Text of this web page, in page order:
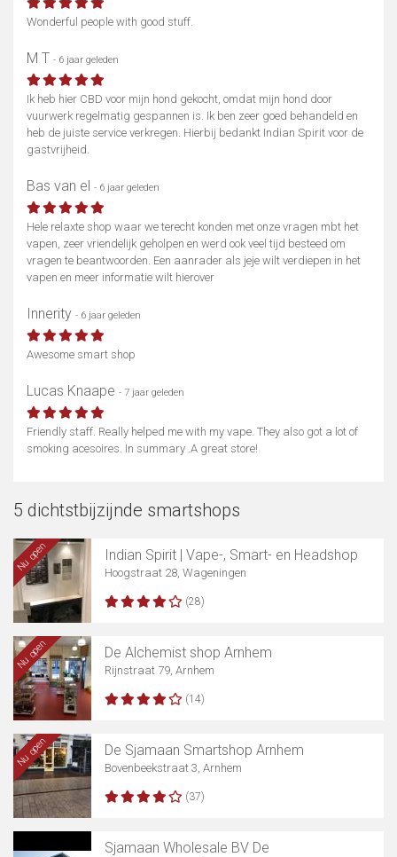
Wonderful people with good stuff.
M T - 6 jaar geleden
Ik heb hier CBD voor mijn hond gekocht, omdat mijn hond door
vuurwerk regelmatig gespannen is. Ik ben zeer goed behandeld en
heb de juiste service verkregen. Hierbij bedankt Indian Spirit voor de
gastvrijheid.
Bas van el - 6 jaar geleden
Hele relaxte shop waar we terecht konden met onze vragen mbt het
vapen, zeer vriendelijk geholpen en werd ook veel tijd besteed om
vragen te beantwoorden. Een aanrader als jeje wilt verdiepen in het
vapen en meer informatie wilt hierover
Innerity - 6 jaar geleden
Awesome smart shop
Lucas Knaape - 7 jaar geleden
Friendly staff. Really helped me with my vape. They also got a lot of
smoking acesoires. In summary .A great store!
5 dichtstbijzijnde smartshops
Nu open Indian Spirit | Vape-, Smart- en Headshop
Hoogstraat 28, Wageningen
(28)
Nu open De Alchemist shop Arnhem
Rijnstraat 79, Arnhem
(14)
Nu open De Sjamaan Smartshop Arnhem
Bovenbeekstraat 3, Arnhem
(37)
Sjamaan Wholesale BV De